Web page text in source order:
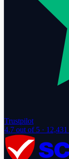
Trustpilot
4.7 out of 5 · 12,431